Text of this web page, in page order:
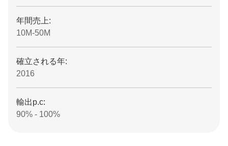
年間売上:
10M-50M
確立される年:
2016
輸出p.c:
90% - 100%